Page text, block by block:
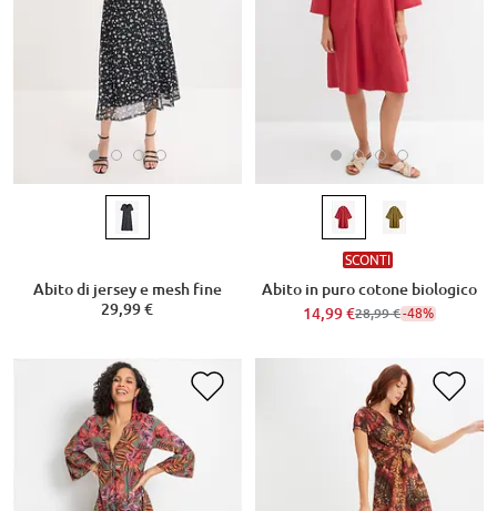
Abito di jersey e mesh fine
29,99 €
SCONTI
Abito in puro cotone biologico
14,99 €28,99 €-48%